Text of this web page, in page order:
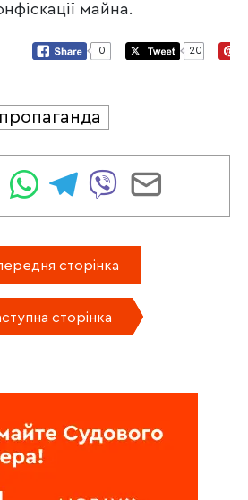
майна.
0 20
пропаганда
сторінка
сторінка